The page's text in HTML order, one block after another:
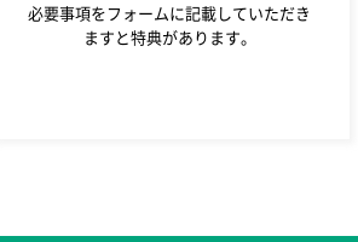
必要事項をフォームに記載していただき
ますと特典があります。